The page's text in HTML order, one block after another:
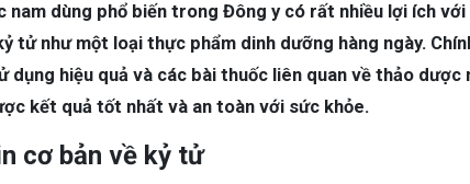
nam dùng phổ biến trong Đông y có rất nhiều lợi ích với
tử như một loại thực phẩm dinh dưỡng hàng ngày.
dụng hiệu quả và các bài thuốc liên quan về thảo dược
kết quả tốt nhất và an toàn với sức khỏe.
cơ bản về kỷ tử